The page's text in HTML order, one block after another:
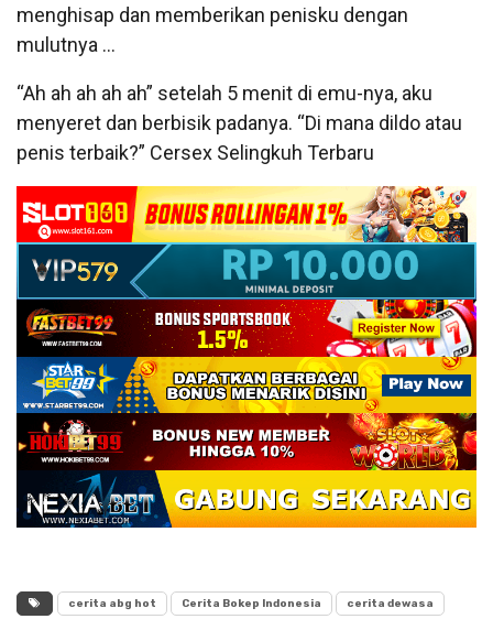
menghisap dan memberikan penisku dengan
mulutnya …
“Ah ah ah ah ah” setelah 5 menit di emu-nya, aku
menyeret dan berbisik padanya. “Di mana dildo atau
penis terbaik?” Cersex Selingkuh Terbaru
cerita abg hot Cerita Bokep Indonesia cerita dewasa